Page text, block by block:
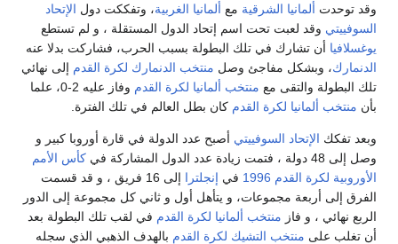
الغربية، وتفككت دول الإتحاد
الدول المستقلة ، و لم تستطع
بسبب الحرب، فشاركت بدلا عنه
الدنمارك لكرة القدمإلى نهائي
لكرة القدم
وفاز عليه 2-0، علما
العالم في تلك الفترة.
عدد الدولة في قارة أوروبا كبير و
كأس الأمم
إلى 16 فريق ، و قد قسمت
أول و ثاني كل مجموعة إلى الدور
القدمفي لقب تلك البطولة بعد
القدمبالهدف الذهبي الذي سجله